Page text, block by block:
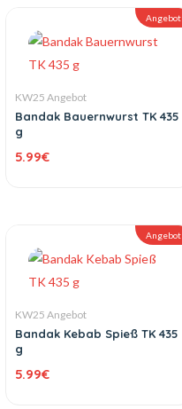
Angebot
KW25 Angebot
Bandak Bauernwurst TK 435
g
5.99€
Angebot
KW25 Angebot
Bandak Kebab Spieß TK 435
g
5.99€